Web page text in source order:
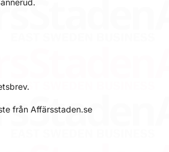
från Affärsstaden.se